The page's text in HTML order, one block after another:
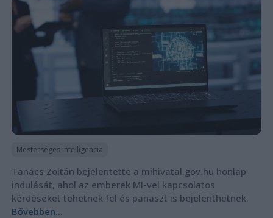
Mesterséges intelligencia
Tanács Zoltán bejelentette a mihivatal.gov.hu honlap
indulását, ahol az emberek MI-vel kapcsolatos
kérdéseket tehetnek fel és panaszt is bejelenthetnek.
Bővebben...